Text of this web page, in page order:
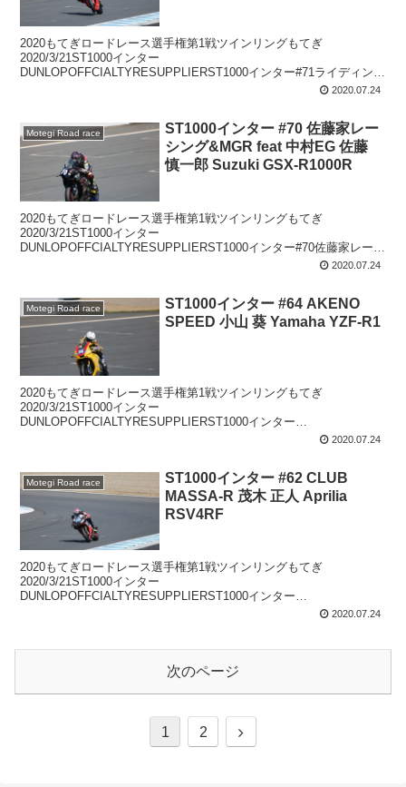
2020もてぎロードレース選手権第1戦ツインリングもてぎ
2020/3/21ST1000インター
DUNLOPOFFCIALTYRESUPPLIERST1000インター#71ライディング
2020.07.24
Motegi Road race
ST1000インター #70 佐藤家レー
シング&MGR feat 中村EG 佐藤
慎一郎 Suzuki GSX-R1000R
2020もてぎロードレース選手権第1戦ツインリングもてぎ
2020/3/21ST1000インター
DUNLOPOFFCIALTYRESUPPLIERST1000インター#70佐藤家レーシ
2020.07.24
Motegi Road race
ST1000インター #64 AKENO
SPEED 小山 葵 Yamaha YZF-R1
2020もてぎロードレース選手権第1戦ツインリングもてぎ
2020/3/21ST1000インター
DUNLOPOFFCIALTYRESUPPLIERST1000インター
2020.07.24
Motegi Road race
ST1000インター #62 CLUB
MASSA-R 茂木 正人 Aprilia
RSV4RF
2020もてぎロードレース選手権第1戦ツインリングもてぎ
2020/3/21ST1000インター
DUNLOPOFFCIALTYRESUPPLIERST1000インター
2020.07.24
次のページ
1 2
次